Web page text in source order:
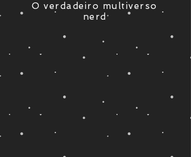
O verdadeiro multiverso
nerd